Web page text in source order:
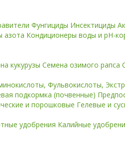
Фунгициды Инсектициды
азота Кондиционеры воды и pH-
кукурузы Семена озимого рапса
Фульвокислоты,
подкормка (почвенные)
и порошковые Гелевые и
удобрения Калийные